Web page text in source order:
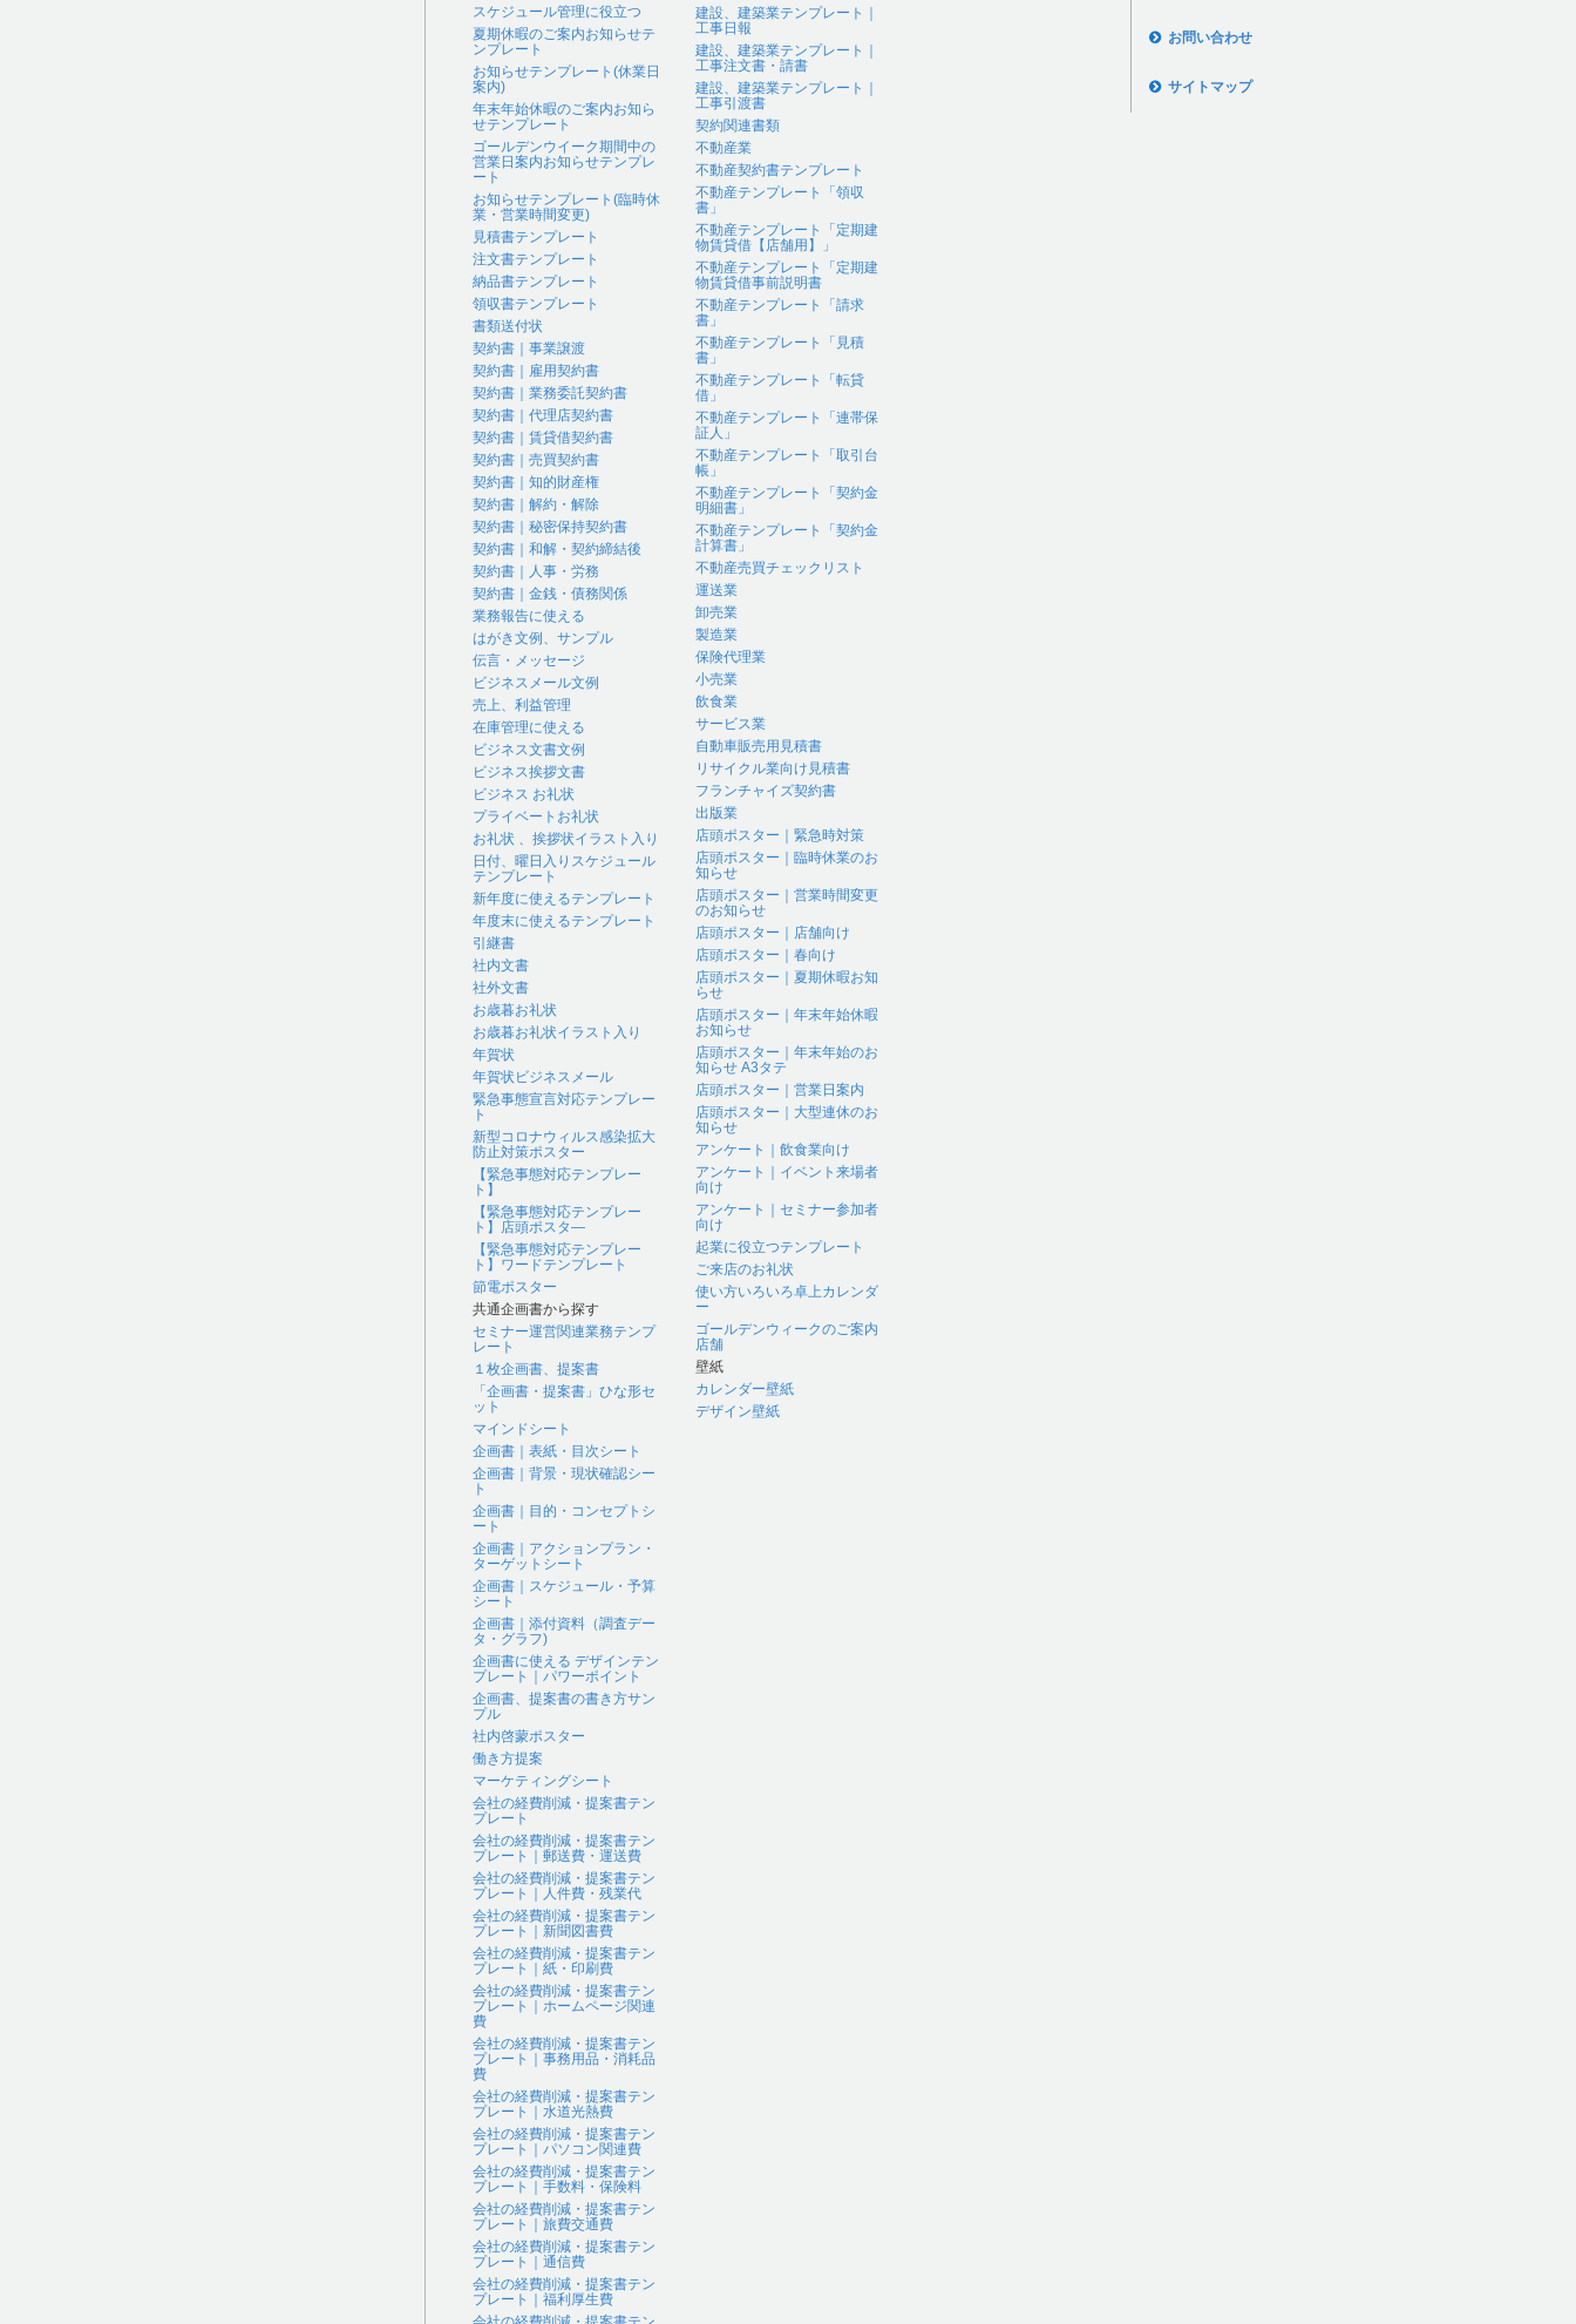
スケジュール管理に役立つ
夏期休暇のご案内お知らせテ
ンプレート
お知らせテンプレート(休業日
案内)
年末年始休暇のご案内お知ら
せテンプレート
ゴールデンウイーク期間中の
営業日案内お知らせテンプレ
ート
お知らせテンプレート(臨時休
業・営業時間変更)
見積書テンプレート
注文書テンプレート
納品書テンプレート
領収書テンプレート
書類送付状
契約書｜事業譲渡
契約書｜雇用契約書
契約書｜業務委託契約書
契約書｜代理店契約書
契約書｜賃貸借契約書
契約書｜売買契約書
契約書｜知的財産権
契約書｜解約・解除
契約書｜秘密保持契約書
契約書｜和解・契約締結後
契約書｜人事・労務
契約書｜金銭・債務関係
業務報告に使える
はがき文例、サンプル
伝言・メッセージ
ビジネスメール文例
売上、利益管理
在庫管理に使える
ビジネス文書文例
ビジネス挨拶文書
ビジネス お礼状
プライベートお礼状
お礼状 、挨拶状イラスト入り
日付、曜日入りスケジュール
テンプレート
新年度に使えるテンプレート
年度末に使えるテンプレート
引継書
社内文書
社外文書
お歳暮お礼状
お歳暮お礼状イラスト入り
年賀状
年賀状ビジネスメール
緊急事態宣言対応テンプレー
ト
新型コロナウィルス感染拡大
防止対策ポスター
【緊急事態対応テンプレー
ト】
【緊急事態対応テンプレー
ト】店頭ポスタ―
【緊急事態対応テンプレー
ト】ワードテンプレート
節電ポスター
共通企画書から探す
セミナー運営関連業務テンプ
レート
１枚企画書、提案書
「企画書・提案書」ひな形セ
ット
マインドシート
企画書｜表紙・目次シート
企画書｜背景・現状確認シー
ト
企画書｜目的・コンセプトシ
ート
企画書｜アクションプラン・
ターゲットシート
企画書｜スケジュール・予算
シート
企画書｜添付資料（調査デー
タ・グラフ)
企画書に使える デザインテン
プレート｜パワーポイント
企画書、提案書の書き方サン
プル
社内啓蒙ポスター
働き方提案
マーケティングシート
会社の経費削減・提案書テン
プレート
会社の経費削減・提案書テン
プレート｜郵送費・運送費
会社の経費削減・提案書テン
プレート｜人件費・残業代
会社の経費削減・提案書テン
プレート｜新聞図書費
会社の経費削減・提案書テン
プレート｜紙・印刷費
会社の経費削減・提案書テン
プレート｜ホームページ関連
費
会社の経費削減・提案書テン
プレート｜事務用品・消耗品
費
会社の経費削減・提案書テン
プレート｜水道光熱費
会社の経費削減・提案書テン
プレート｜パソコン関連費
会社の経費削減・提案書テン
プレート｜手数料・保険料
会社の経費削減・提案書テン
プレート｜旅費交通費
会社の経費削減・提案書テン
プレート｜通信費
会社の経費削減・提案書テン
プレート｜福利厚生費
建設、建築業テンプレート｜
工事日報
建設、建築業テンプレート｜
工事注文書・請書
建設、建築業テンプレート｜
工事引渡書
契約関連書類
不動産業
不動産契約書テンプレート
不動産テンプレート「領収
書」
不動産テンプレート「定期建
物賃貸借【店舗用】」
不動産テンプレート「定期建
物賃貸借事前説明書
不動産テンプレート「請求
書」
不動産テンプレート「見積
書」
不動産テンプレート「転貸
借」
不動産テンプレート「連帯保
証人」
不動産テンプレート「取引台
帳」
不動産テンプレート「契約金
明細書」
不動産テンプレート「契約金
計算書」
不動産売買チェックリスト
運送業
卸売業
製造業
保険代理業
小売業
飲食業
サービス業
自動車販売用見積書
リサイクル業向け見積書
フランチャイズ契約書
出版業
店頭ポスター｜緊急時対策
店頭ポスター｜臨時休業のお
知らせ
店頭ポスター｜営業時間変更
のお知らせ
店頭ポスター｜店舗向け
店頭ポスター｜春向け
店頭ポスター｜夏期休暇お知
らせ
店頭ポスター｜年末年始休暇
お知らせ
店頭ポスター｜年末年始のお
知らせ A3タテ
店頭ポスター｜営業日案内
店頭ポスター｜大型連休のお
知らせ
アンケート｜飲食業向け
アンケート｜イベント来場者
向け
アンケート｜セミナー参加者
向け
起業に役立つテンプレート
ご来店のお礼状
使い方いろいろ卓上カレンダ
ー
ゴールデンウィークのご案内
店舗
壁紙
カレンダー壁紙
デザイン壁紙
お問い合わせ
サイトマップ